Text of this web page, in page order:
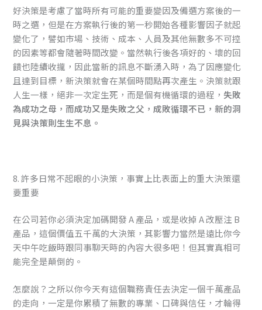
好決策是考慮了當時所有可能的重要變因及備選方案後的一
時之選，但是在方案執行後的第一秒開始各種影響因子就起
變化了，譬如市場、技術、成本、人員及其他無數多不可控
的因素等都會隨著時間改變。當然執行後各項好的、壞的回
饋也陸續收攏，因此當新的訊息不斷湧入時，為了因應變化
且達到目標，新決策就會在某個時間點再次產生。決策就跟
人生一樣，絕非一次定生死，而是個有機循環的過程， 失敗
為成功之母，而成功又是失敗之父，成敗循環不已，新的洞
見與決策則生生不息。
8. 許多日常不起眼的小決策，事實上比表面上的重大決策還
要重要
在公司若你必須決定加碼開發 A 產品，或是收掉 A 改壓注 B
產品，這個價值五千萬的大決策，其影響力當然是遠比你今
天中午吃飯時跟同事聊天時的內容大很多吧！但其實真相可
能完全是顛倒的。
怎麼說？之所以你今天有這個職務責任去決定一個千萬產品
的走向，一定是你累積了無數的專業、口碑與信任，才輪得